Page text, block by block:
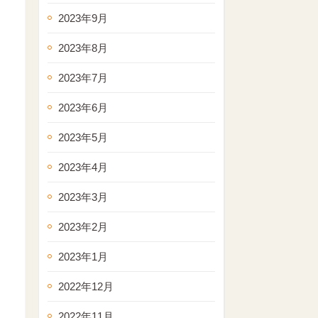
2023年9月
2023年8月
2023年7月
2023年6月
2023年5月
2023年4月
2023年3月
2023年2月
2023年1月
2022年12月